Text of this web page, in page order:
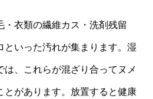
・衣類の繊維カス・洗剤残留
といった汚れが集まります。湿
は、これらが混ざり合ってヌメ
とがあります。放置すると健康